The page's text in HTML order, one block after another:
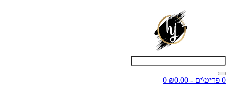
0 פריט\ים - ₪0.00
0